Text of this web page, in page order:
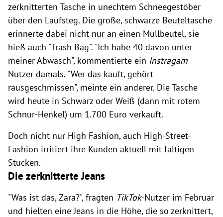
zerknitterten Tasche in unechtem Schneegestöber
über den Laufsteg. Die große, schwarze Beuteltasche
erinnerte dabei nicht nur an einen Müllbeutel, sie
hieß auch "Trash Bag". "Ich habe 40 davon unter
meiner Abwasch", kommentierte ein Instragam-
Nutzer damals. "Wer das kauft, gehört
rausgeschmissen", meinte ein anderer. Die Tasche
wird heute in Schwarz oder Weiß (dann mit rotem
Schnur-Henkel) um 1.700 Euro verkauft.
Doch nicht nur High Fashion, auch High-Street-
Fashion irritiert ihre Kunden aktuell mit faltigen
Stücken.
Die zerknitterte Jeans
"Was ist das, Zara?", fragten TikTok-Nutzer im Februar
und hielten eine Jeans in die Höhe, die so zerknittert,